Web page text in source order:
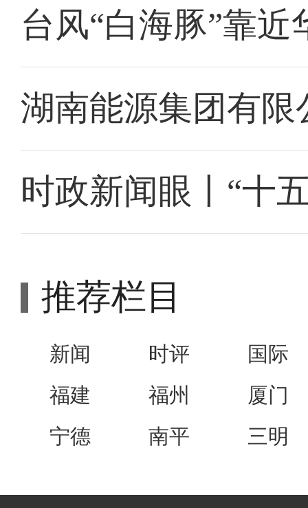
台风“白海豚”靠近
湖南能源集团有
时政新闻眼丨“十
推荐栏目
新闻 时评
国际
福建
福州
厦门
宁德
南平 三明